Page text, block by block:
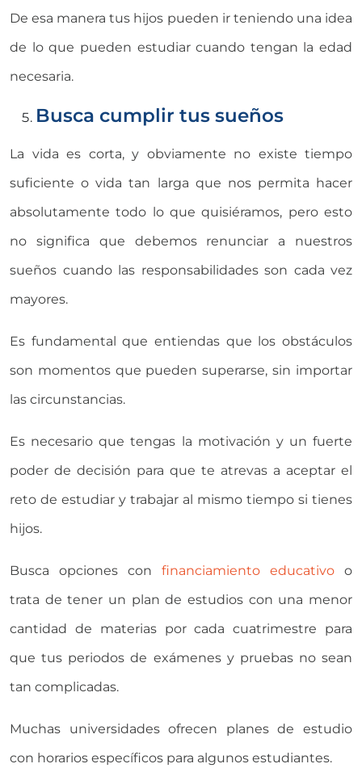
De esa manera tus hijos pueden ir teniendo una idea
de lo que pueden estudiar cuando tengan la edad
necesaria.
Busca cumplir tus sueños
La vida es corta, y obviamente no existe tiempo
suficiente o vida tan larga que nos permita hacer
absolutamente todo lo que quisiéramos, pero esto
no significa que debemos renunciar a nuestros
sueños cuando las responsabilidades son cada vez
mayores.
Es fundamental que entiendas que los obstáculos
son momentos que pueden superarse, sin importar
las circunstancias.
Es necesario que tengas la motivación y un fuerte
poder de decisión para que te atrevas a aceptar el
reto de estudiar y trabajar al mismo tiempo si tienes
hijos.
Busca opciones con financiamiento educativo o
trata de tener un plan de estudios con una menor
cantidad de materias por cada cuatrimestre para
que tus periodos de exámenes y pruebas no sean
tan complicadas.
Muchas universidades ofrecen planes de estudio
con horarios específicos para algunos estudiantes.